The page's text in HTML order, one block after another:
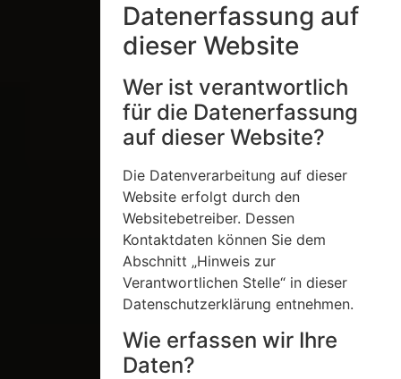
Datenerfassung auf
dieser Website
Wer ist verantwortlich
für die Datenerfassung
auf dieser Website?
Die Datenverarbeitung auf dieser
Website erfolgt durch den
Websitebetreiber. Dessen
Kontaktdaten können Sie dem
Abschnitt „Hinweis zur
Verantwortlichen Stelle“ in dieser
Datenschutzerklärung entnehmen.
Wie erfassen wir Ihre
Daten?